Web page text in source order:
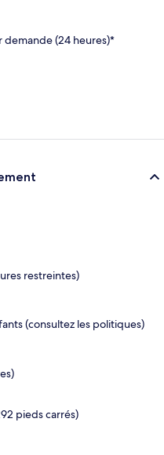
(24 heures)*
restreintes)
(consultez les politiques)
pieds carrés)